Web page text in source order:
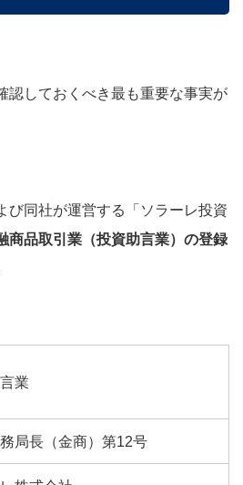
認しておくべき最も重要な事実が
び同社が運営する「ソラーレ投資
商品取引業（投資助言業）の登録
業
局長（金商）第12号